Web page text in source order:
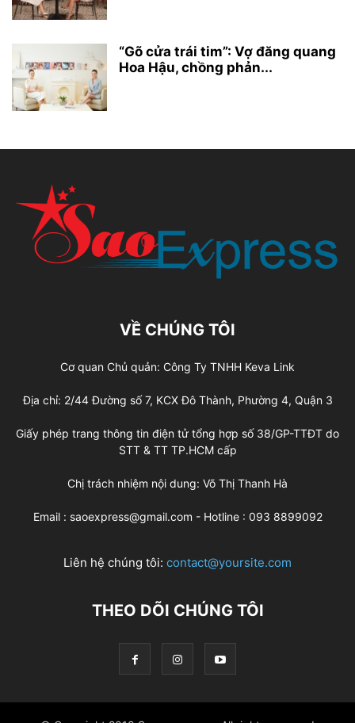
“Gõ cửa trái tim”: Vợ đăng quang
Hoa Hậu, chồng phản...
VỀ CHÚNG TÔI
Cơ quan Chủ quản: Công Ty TNHH Keva Link
Địa chỉ: 2/44 Đường số 7, KCX Đô Thành, Phường 4, Quận 3
Giấy phép trang thông tin điện tử tổng hợp số 38/GP-TTĐT do
STT & TT TP.HCM cấp
Chị trách nhiệm nội dung: Võ Thị Thanh Hà
Email : saoexpress@gmail.com - Hotline : 093 8899092
Liên hệ chúng tôi: contact@yoursite.com
THEO DÕI CHÚNG TÔI